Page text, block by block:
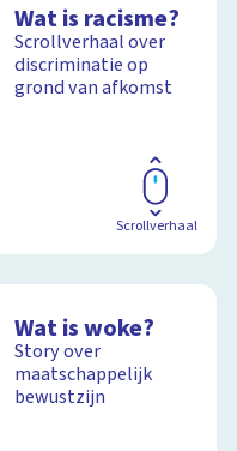
Wat is racisme?
Scrollverhaal over
discriminatie op
grond van afkomst
Scrollverhaal
Wat is woke?
Story over
maatschappelijk
bewustzijn